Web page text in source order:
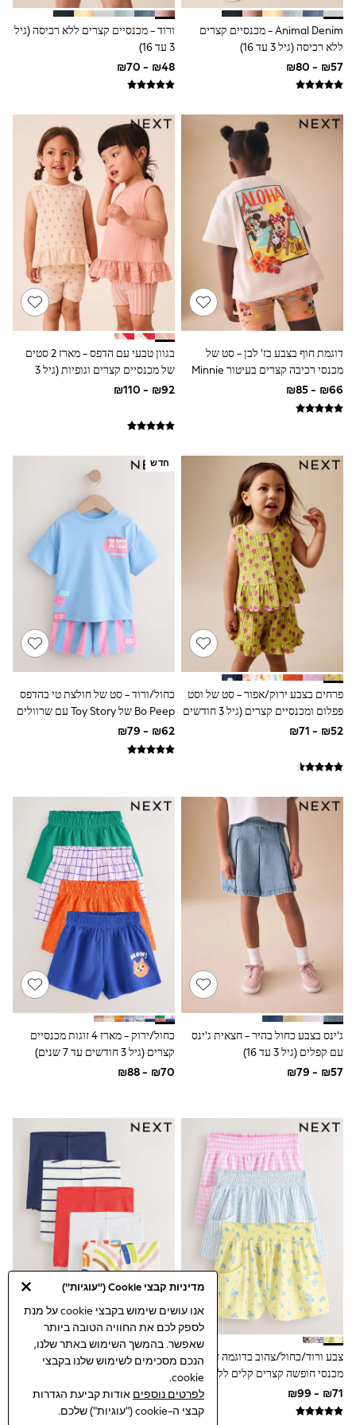
מדיניות קבצי Cookie ("עוגיות")
אנו עושים שימוש בקבצי cookie על מנת
לספק לכם את החוויה הטובה ביותר
שאפשר. בהמשך השימוש באתר שלנו,
הנכם מסכימים לשימוש שלנו בקבצי
cookie.
לפרטים נוספים אודות קביעת הגדרות
קבצי ה-cookie ("עוגיות") שלכם.
116 - 134cm
134 - 152cm
152 - 164cm
166 - 168cm
Trending Now: Baggy Jeans
Holiday Shop
Gamer
Toy Story
THE SET
Shop All Clothing
Babygrows & Sleepsuits
Bodysuits & Vests
Coats & Jackets
Hoodies
Jeans
Joggers
Jumpers & Knitwear
Loungewear
Nightwear & Pyjamas
Pants & Chinos
Schoolwear
Sets & Outfits
Shirts
Shorts
Swimwear
T-Shirts
Tracksuits
100% Cotton Clothing
Tops & T-Shirts
Shorts
Sandals & Sliders
Rash Vests
Sun Safe Swimwear
Sun Hats & Caps
Shop All Footwear
Boots
School Shoes
Slippers
Sneakers & Pumps
Wide Fit
Fleeces
Gilets
Hooded
Pants & Chinos
Hoodies & Sweatshirts
Joggers
Underwear
Footwear
Multipack T-Shirts
Multipack Sleepsuits
Multipack Socks
Multipack Underwear
Multipack Joggers
Pyjamas & Underwear
Underwear
Thermal
Socks
Vests
Formal Sets
Top & Short Sets
All Tops
Long Sleeve
Short Sleeve
Plain T-Shirts
Printed T-Shirts
Shop All
Disney
Paw Patrol
Marvel
Minecraft
All Occasionwear
Shirts
Trousers
Shoes
Ties
Branded Occasionwear
All Accessories
Bags
Animal Denim - מכנסיים קצרים
ללא רכיסה (גיל 3 עד 16)
ורוד - מכנסיים קצרים ללא רכיסה (גיל
3 עד 16)
דוגמת חוף בצבע בז' לבן - סט של
מכנסי רכיבה קצרים בעיטור Minnie
Mouse (גיל 3 חודשים עד 7 שנים)
בגוון טבעי עם הדפס - מארז 2 סטים
של מכנסיים קצרים וגופיות (גיל 3
חודשים עד 7 שנים)
פרחים בצבע ירוק/אפור - סט של וסט
פפלום ומכנסיים קצרים (גיל 3 חודשים
עד 7 שנים)
חדש
כחול/ורוד - סט של חולצת טי בהדפס
Bo Peep של Toy Story עם שרוולים
עד 7 שנים)
ג'ינס בצבע כחול בהיר - חצאית ג'ינס
עם קפלים (גיל 3 עד 16)
כחול/ירוק - מארז 4 זוגות מכנסיים
קצרים (גיל 3 חודשים עד 7 שנים)
צבע ורוד/כחול/צהוב בדוגמה זעירה -
מכנסי חופשה קצרים קלים ללבישה
(גיל 3 עד 16)
קשת - מארז של 5 טייצים קצרים (גילי
3 חודשים עד 7 שנים)